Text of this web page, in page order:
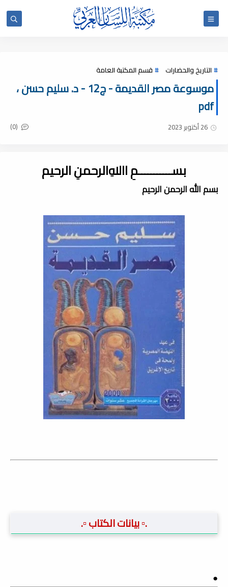
التاريخ والحضارات قسم المكتبة العامة
موسوعة مصر القديمة - ج12 - د. سليم حسن ،
pdf
26 أكتوبر 2023 (0)
بســـــــــــمِ اﷲِالرحمنِ الرحيم
بسم الله الرحمن الرحيم
.▫️ بيانات الكتاب ▫️.
●